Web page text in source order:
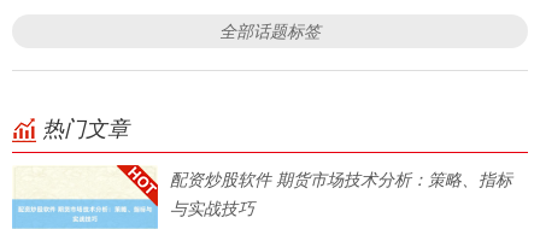
全部话题标签
热门文章
配资炒股软件 期货市场技术分析：策略、指标
与实战技巧